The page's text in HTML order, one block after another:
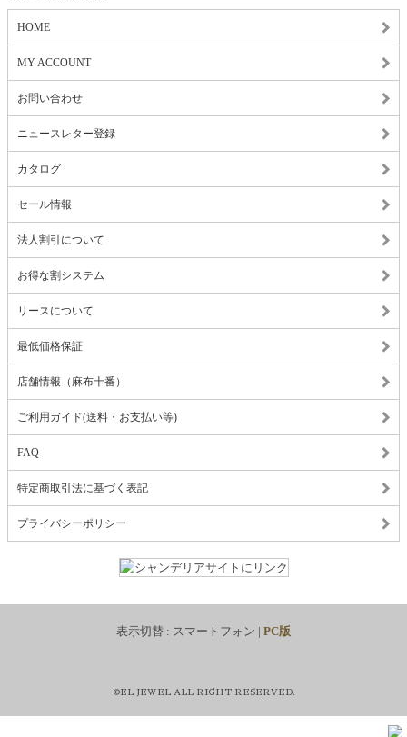
HOME
MY ACCOUNT
お問い合わせ
ニュースレター登録
カタログ
セール情報
法人割引について
お得な割システム
リースについて
最低価格保証
店舗情報（麻布十番）
ご利用ガイド(送料・お支払い等)
FAQ
特定商取引法に基づく表記
プライバシーポリシー
表示切替 : スマートフォン | PC版
©EL JEWEL ALL RIGHT RESERVED.